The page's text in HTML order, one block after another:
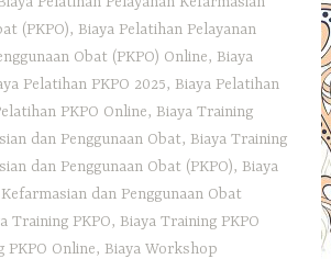
(PKPO), Biaya Pelatihan Pelayanan
Obat (PKPO) Online, Biaya
Pelatihan PKPO 2025, Biaya Pelatihan
PKPO Online, Biaya Training
dan Penggunaan Obat, Biaya Training
dan Penggunaan Obat (PKPO), Biaya
dan Penggunaan Obat
Training PKPO, Biaya Training PKPO
PKPO Online, Biaya Workshop